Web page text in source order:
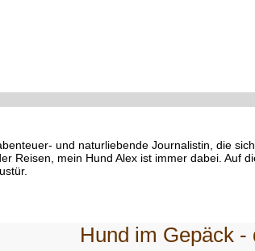
und naturliebende Journalistin, die
Reisen, mein Hund Alex ist immer dabei.
Hund im Gepäck -